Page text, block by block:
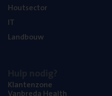
Hout­sec­tor
IT
Land­bouw
Klan­ten­zo­ne
Van­b­re­da Health